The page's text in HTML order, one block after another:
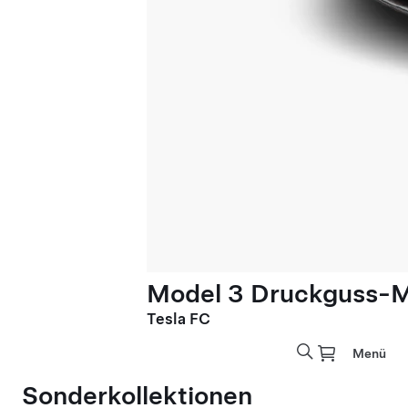
Model 3 Druckguss-
Tesla FC
Menü
Sonderkollektionen